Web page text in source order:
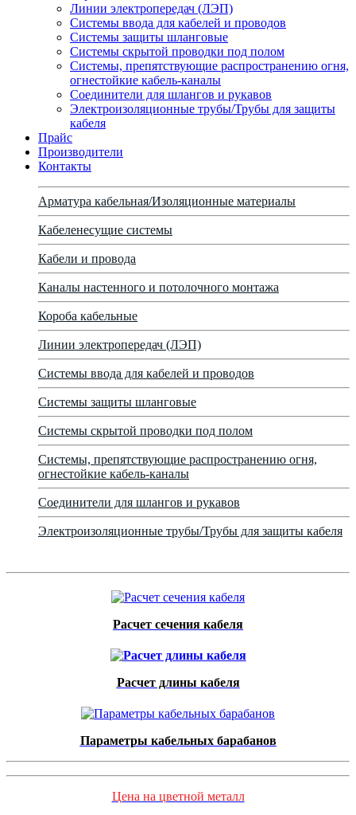
Линии электропередач (ЛЭП)
Системы ввода для кабелей и проводов
Системы защиты шланговые
Системы скрытой проводки под полом
Системы, препятствующие распространению огня,
огнестойкие кабель-каналы
Соединители для шлангов и рукавов
Электроизоляционные трубы/Трубы для защиты
кабеля
Прайс
Производители
Контакты
Арматура кабельная/Изоляционные материалы
Кабеленесущие системы
Кабели и провода
Каналы настенного и потолочного монтажа
Короба кабельные
Линии электропередач (ЛЭП)
Системы ввода для кабелей и проводов
Системы защиты шланговые
Системы скрытой проводки под полом
Системы, препятствующие распространению огня,
огнестойкие кабель-каналы
Соединители для шлангов и рукавов
Электроизоляционные трубы/Трубы для защиты кабеля
Расчет сечения кабеля
Расчет длины кабеля
Параметры кабельных барабанов
Цена на цветной металл